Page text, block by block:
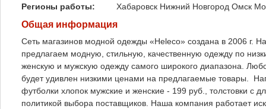
Регионы работы: Хабаровск Нижний Новгород Омск
Общая информация
Сеть магазинов модной одежды «Heleco» создана в 2006 г.
предлагаем модную, стильную, качественную одежду по
женскую и мужскую одежду самого широкого диапазона.
будет удивлен низкими ценами на предлагаемые товары.
футболки хлопок мужские и женские - 199 руб., толстовки с
политикой выбора поставщиков. Наша компания работает